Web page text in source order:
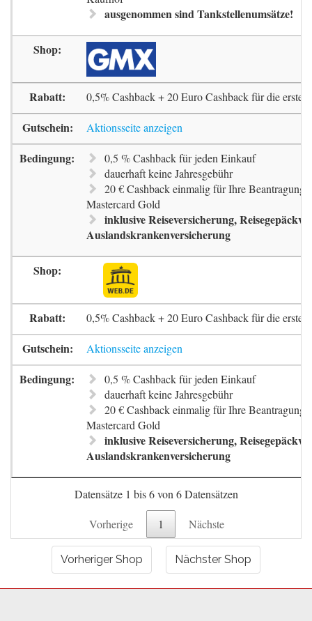
ausgenommen sind Tankstellenumsätze!
0,5% Cashback + 20 Euro Cashback für die erste
Aktionsseite anzeigen
0,5 % Cashback für jeden Einkauf
dauerhaft keine Jahresgebühr
20 € Cashback einmalig für Ihre Beantragung
Mastercard Gold
inklusive Reiseversicherung,
Auslandskrankenversicherung
0,5% Cashback + 20 Euro Cashback für die erste
Aktionsseite anzeigen
0,5 % Cashback für jeden Einkauf
dauerhaft keine Jahresgebühr
20 € Cashback einmalig für Ihre Beantragung
Mastercard Gold
inklusive Reiseversicherung,
Auslandskrankenversicherung
Datensätze 1 bis 6 von 6 Datensätzen
Vorherige 1 Nächste
Vorheriger Shop Nächster Shop